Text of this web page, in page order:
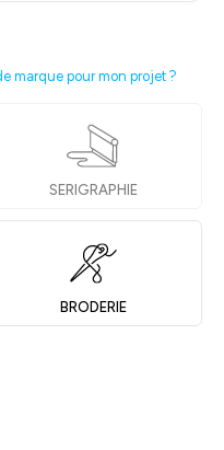
marque pour mon projet ?
SERIGRAPHIE
BRODERIE